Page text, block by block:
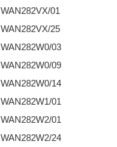
WAN282VX/01
WAN282VX/25
WAN282W0/03
WAN282W0/09
WAN282W0/14
WAN282W1/01
WAN282W2/01
WAN282W2/24